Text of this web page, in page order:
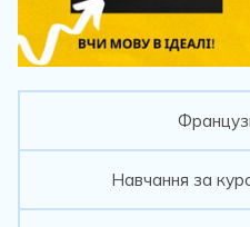
Навчання за